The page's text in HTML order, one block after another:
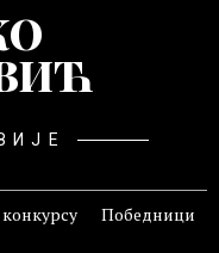
Победници